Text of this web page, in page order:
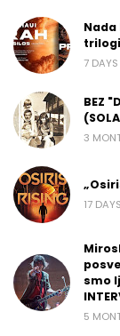
Nada
7
BEZ
3
17
smo
5